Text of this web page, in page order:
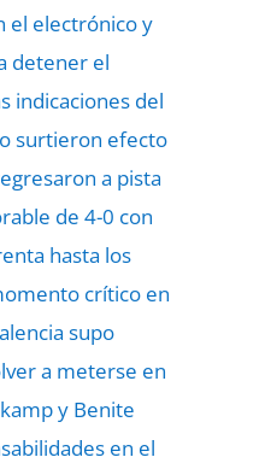
el electrónico y
detener el
indicaciones del
surtieron efecto
a pista
de 4-0 con
hasta los
crítico en
supo
a meterse en
y Benite
en el